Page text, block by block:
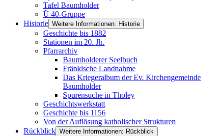
Tafel Baumholder
Ü 40-Gruppe
Historie Weitere Informationen: Historie
Geschichte bis 1882
Stationen im 20. Jh.
Pfarrarchiv
Baumholderer Seelbuch
Fränkische Landnahme
Das Kriegeralbum der Ev. Kirchengemeinde
Baumholder
Spurensuche in Tholey
Geschichtswerkstatt
Geschichte bis 1156
Von der Auflösung katholischer Strukturen
Rückblick Weitere Informationen: Rückblick